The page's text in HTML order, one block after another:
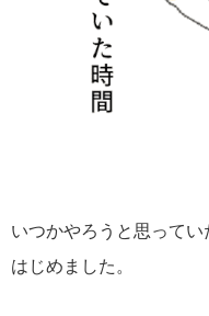
いつかやろうと思って
はじめました。